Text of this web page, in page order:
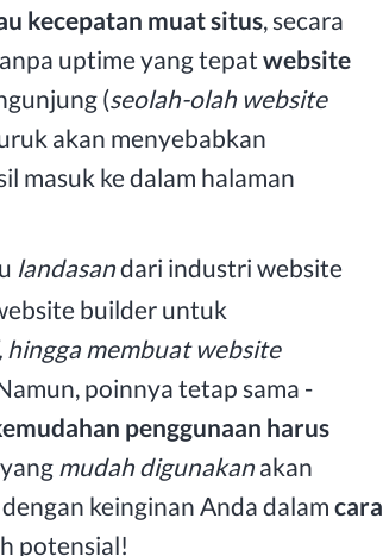
kecepatan muat situs, secara
uptime yang tepatwebsite
(seolah-olah website
akan menyebabkan
masuk ke dalam halaman
landasandari industri website
builder untuk
hingga membuat website
poinnya tetap sama -
penggunaan harus
mudah digunakan akan
keinginan Anda dalam cara
potensial!